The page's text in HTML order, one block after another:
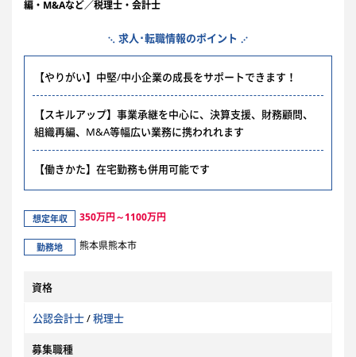
編・M&Aなど／税理士・会計士
求人･転職情報のポイント
【やりがい】中堅/中小企業の成長をサポートできます！
【スキルアップ】事業承継を中心に、決算支援、財務顧問、
組織再編、M&A等幅広い業務に携われれます
【働きかた】在宅勤務も併用可能です
想定年収 350万円～1100万円
勤務地 熊本県熊本市
資格
公認会計士/税理士
募集職種